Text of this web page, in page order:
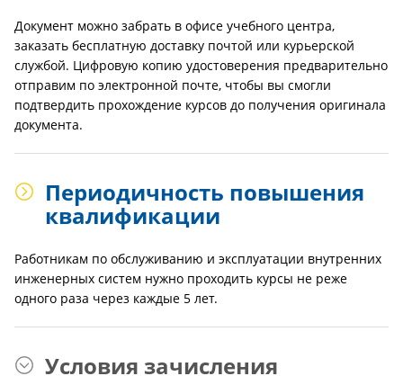
Документ можно забрать в офисе учебного центра,
заказать бесплатную доставку почтой или курьерской
службой. Цифровую копию удостоверения предварительно
отправим по электронной почте, чтобы вы смогли
подтвердить прохождение курсов до получения оригинала
документа.
Периодичность повышения
квалификации
Работникам по обслуживанию и эксплуатации внутренних
инженерных систем нужно проходить курсы не реже
одного раза через каждые 5 лет.
Условия зачисления